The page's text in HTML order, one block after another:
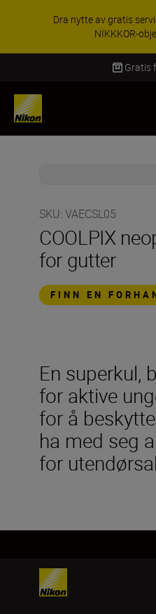
Dra nytte av gratis
NIKKKOR-
Gratis
SKU: VAECSL05
COOLPIX
for gutter
FINN EN
En superkul,
for aktive
for å
ha med seg
for